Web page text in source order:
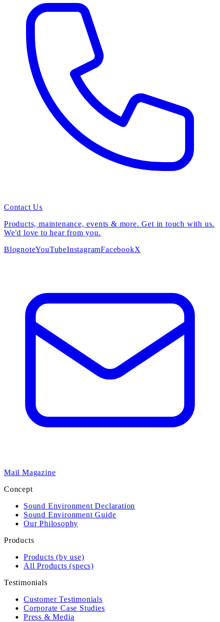
Contact Us
Products, maintenance, events & more. Get in touch with us.
We'd love to hear from you.
BlognoteYouTubeInstagramFacebookX
Mail Magazine
Concept
Sound Environment Declaration
Sound Environment Guide
Our Philosophy
Products
Products (by use)
All Products (specs)
Testimonials
Customer Testimonials
Corporate Case Studies
Press & Media